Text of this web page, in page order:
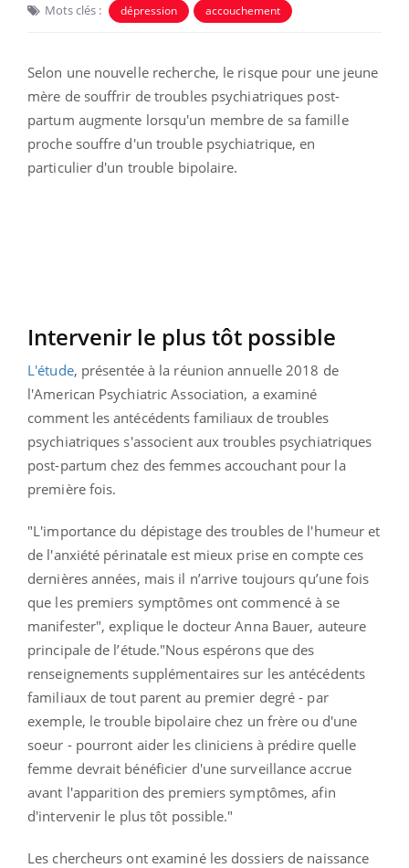
Mots clés : dépression accouchement
Selon une nouvelle recherche, le risque pour une jeune
mère de souffrir de troubles psychiatriques post-
partum augmente lorsqu'un membre de sa famille
proche souffre d'un trouble psychiatrique, en
particulier d'un trouble bipolaire.
Intervenir le plus tôt possible
L'étude, présentée à la réunion annuelle 2018 de
l'American Psychiatric Association, a examiné
comment les antécédents familiaux de troubles
psychiatriques s'associent aux troubles psychiatriques
post-partum chez des femmes accouchant pour la
première fois.
"L'importance du dépistage des troubles de l'humeur et
de l'anxiété périnatale est mieux prise en compte ces
dernières années, mais il n’arrive toujours qu’une fois
que les premiers symptômes ont commencé à se
manifester", explique le docteur Anna Bauer, auteure
principale de l’étude."Nous espérons que des
renseignements supplémentaires sur les antécédents
familiaux de tout parent au premier degré - par
exemple, le trouble bipolaire chez un frère ou d'une
soeur - pourront aider les cliniciens à prédire quelle
femme devrait bénéficier d'une surveillance accrue
avant l'apparition des premiers symptômes, afin
d'intervenir le plus tôt possible."
Les chercheurs ont examiné les dossiers de naissance